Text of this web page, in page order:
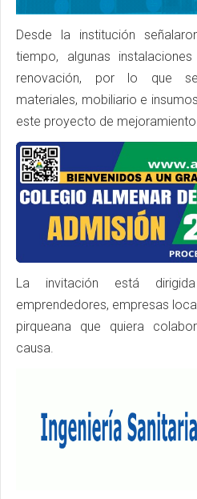
Desde la institución
tiempo, algunas
renovación, por lo que se
materiales, mobiliario e
este proyecto de
La invitación está
emprendedores, empresas
pirqueana que quiera
causa.